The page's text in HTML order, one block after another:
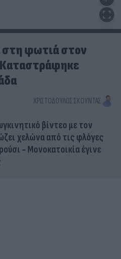
στη φωτιά στον
ΧΡΙΣΤΌΔΟΥΛΟΣ ΣΚΟΎΝΤΑΣ
βίντεο με τον
χελώνα από τις φλόγες
- Μονοκατοικία έγινε